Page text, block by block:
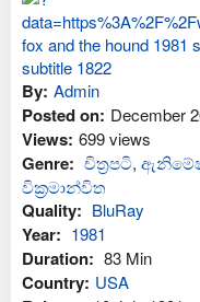
By: Admin
Posted on: December
Views: 699 views
Genre: චිත්‍රපටි,
වික්‍රමාන්විත
Quality: BluRay
Year: 1981
Duration: 83 Min
Country: USA